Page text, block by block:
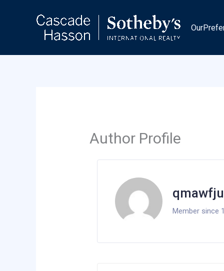
Author Profile
Member since